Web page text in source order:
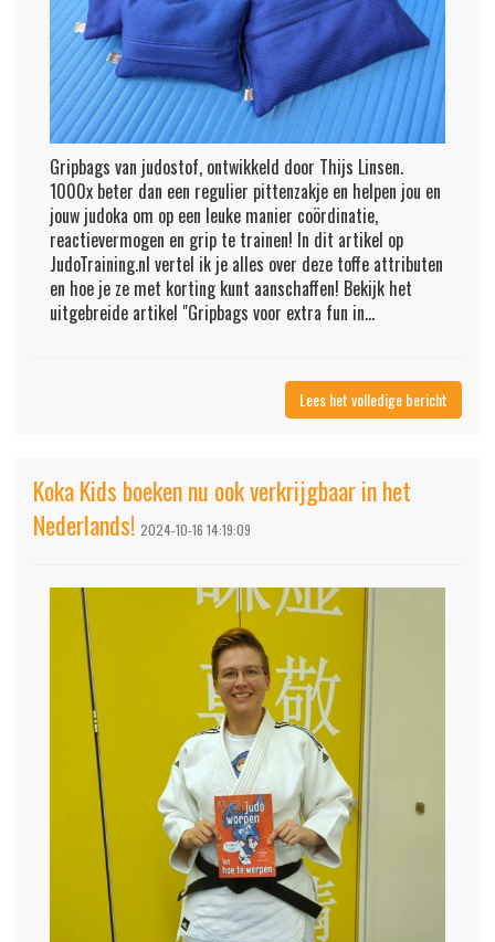
Gripbags van judostof, ontwikkeld door Thijs Linsen.
1000x beter dan een regulier pittenzakje en helpen jou en
jouw judoka om op een leuke manier coördinatie,
reactievermogen en grip te trainen! In dit artikel op
JudoTraining.nl vertel ik je alles over deze toffe attributen
en hoe je ze met korting kunt aanschaffen! Bekijk het
uitgebreide artikel "Gripbags voor extra fun in...
Lees het volledige bericht
Koka Kids boeken nu ook verkrijgbaar in het
Nederlands! 2024-10-16 14:19:09